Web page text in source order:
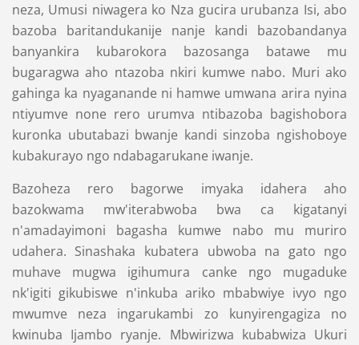
neza, Umusi niwagera ko Nza gucira urubanza Isi, abo
bazoba baritandukanije nanje kandi bazobandanya
banyankira kubarokora bazosanga batawe mu
bugaragwa aho ntazoba nkiri kumwe nabo. Muri ako
gahinga ka nyaganande ni hamwe umwana arira nyina
ntiyumve none rero urumva ntibazoba bagishobora
kuronka ubutabazi bwanje kandi sinzoba ngishoboye
kubakurayo ngo ndabagarukane iwanje.
Bazoheza rero bagorwe imyaka idahera aho
bazokwama mw'iterabwoba bwa ca kigatanyi
n'amadayimoni bagasha kumwe nabo mu muriro
udahera. Sinashaka kubatera ubwoba na gato ngo
muhave mugwa igihumura canke ngo mugaduke
nk'igiti gikubiswe n'inkuba ariko mbabwiye ivyo ngo
mwumve neza ingarukambi zo kunyirengagiza no
kwinuba Ijambo ryanje. Mbwirizwa kubabwiza Ukuri